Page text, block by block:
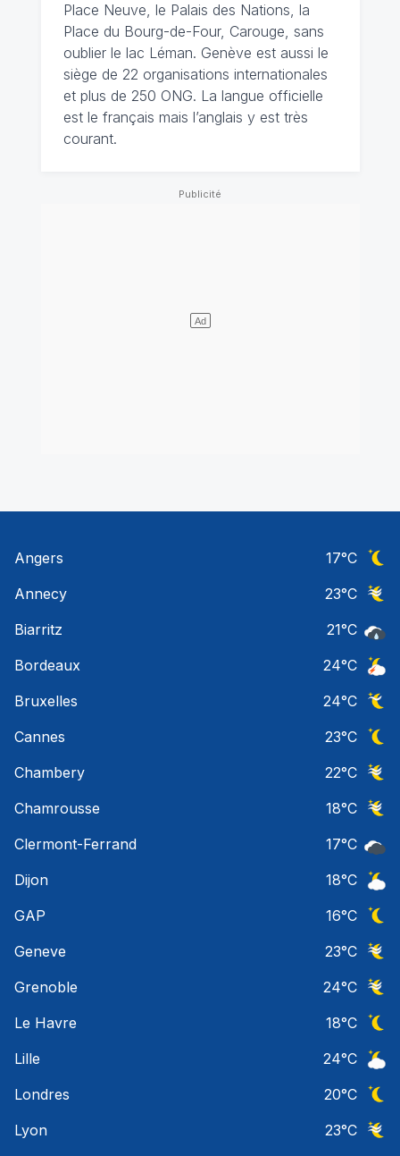
Place Neuve, le Palais des Nations, la
Place du Bourg-de-Four, Carouge, sans
oublier le lac Léman. Genève est aussi le
siège de 22 organisations internationales
et plus de 250 ONG. La langue officielle
est le français mais l’anglais y est très
courant.
Angers 17°C
Annecy
23°C
Biarritz
21°C
Bordeaux
24°C
Bruxelles
24°C
Cannes
23°C
Chambery
22°C
Chamrousse
18°C
Clermont-Ferrand
17°C
Dijon
18°C
GAP
16°C
Geneve
23°C
Grenoble
24°C
Le Havre
18°C
Lille
24°C
Londres
20°C
Lyon
23°C